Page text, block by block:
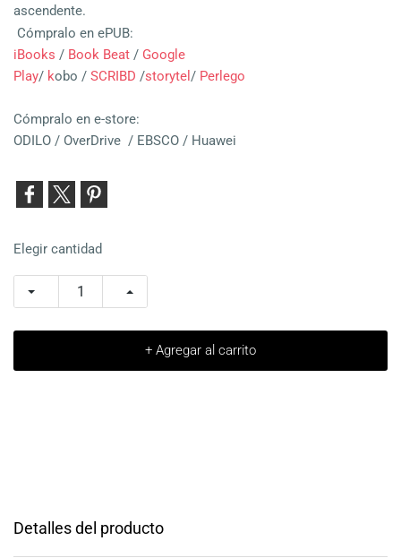
ascendente.
Cómpralo en ePUB:
iBooks / Book Beat / Google
Play/ kobo / SCRIBD /storytel / Perlego
Cómpralo en e-store:
ODILO / OverDrive / EBSCO / Huawei
Elegir cantidad
+ Agregar al carrito
Detalles del producto